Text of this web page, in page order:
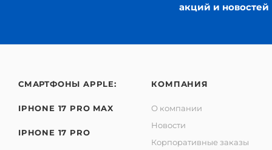
акций и новостей
СМАРТФОНЫ APPLE:
IPHONE 17 PRO MAX
IPHONE 17 PRO
КОМПАНИЯ
О компании
Новости
Корпоративные заказы